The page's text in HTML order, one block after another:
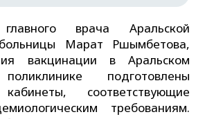
врача Аральской
Марат Ршымбетова,
вакцинации в Аральском
подготовлены
соответствующие
требованиям.